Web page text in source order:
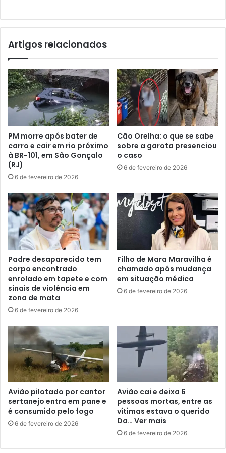
Artigos relacionados
PM morre após bater de
carro e cair em rio próximo
à BR-101, em São Gonçalo
(RJ)
6 de fevereiro de 2026
Cão Orelha: o que se sabe
sobre a garota presenciou
o caso
6 de fevereiro de 2026
Padre desaparecido tem
corpo encontrado
enrolado em tapete e com
sinais de violência em
zona de mata
6 de fevereiro de 2026
Filho de Mara Maravilha é
chamado após mudança
em situação médica
6 de fevereiro de 2026
Avião pilotado por cantor
sertanejo entra em pane e
é consumido pelo fogo
6 de fevereiro de 2026
Avião cai e deixa 6
pessoas mortas, entre as
vítimas estava o querido
Da… Ver mais
6 de fevereiro de 2026